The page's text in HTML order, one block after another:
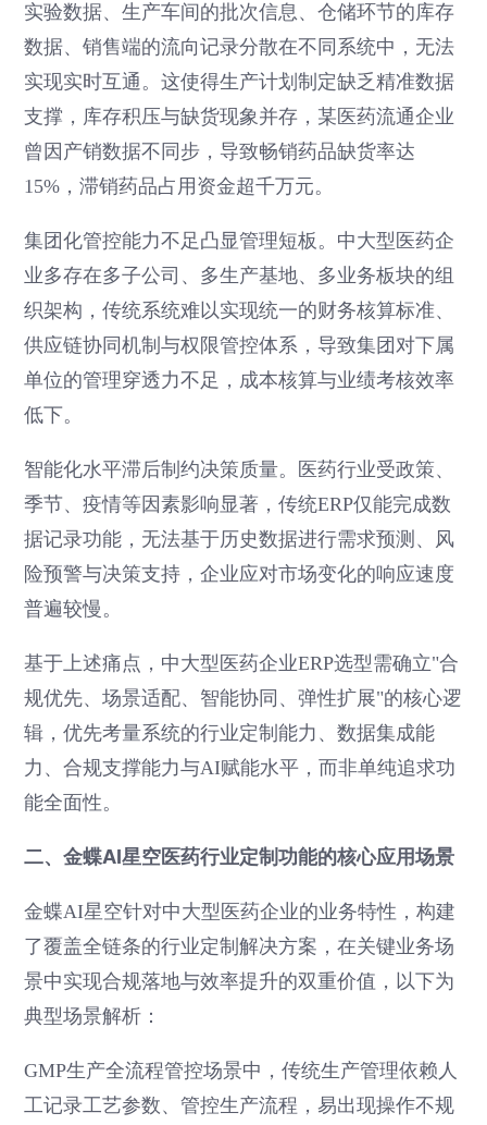
实验数据、生产车间的批次信息、仓储环节的库存
数据、销售端的流向记录分散在不同系统中，无法
实现实时互通。这使得生产计划制定缺乏精准数据
支撑，库存积压与缺货现象并存，某医药流通企业
曾因产销数据不同步，导致畅销药品缺货率达
15%，滞销药品占用资金超千万元。
集团化管控能力不足凸显管理短板。中大型医药企
业多存在多子公司、多生产基地、多业务板块的组
织架构，传统系统难以实现统一的财务核算标准、
供应链协同机制与权限管控体系，导致集团对下属
单位的管理穿透力不足，成本核算与业绩考核效率
低下。
智能化水平滞后制约决策质量。医药行业受政策、
季节、疫情等因素影响显著，传统ERP仅能完成数
据记录功能，无法基于历史数据进行需求预测、风
险预警与决策支持，企业应对市场变化的响应速度
普遍较慢。
基于上述痛点，中大型医药企业ERP选型需确立"合
规优先、场景适配、智能协同、弹性扩展"的核心逻
辑，优先考量系统的行业定制能力、数据集成能
力、合规支撑能力与AI赋能水平，而非单纯追求功
能全面性。
二、金蝶AI星空医药行业定制功能的核心应用场景
金蝶AI星空针对中大型医药企业的业务特性，构建
了覆盖全链条的行业定制解决方案，在关键业务场
景中实现合规落地与效率提升的双重价值，以下为
典型场景解析：
GMP生产全流程管控场景中，传统生产管理依赖人
工记录工艺参数、管控生产流程，易出现操作不规